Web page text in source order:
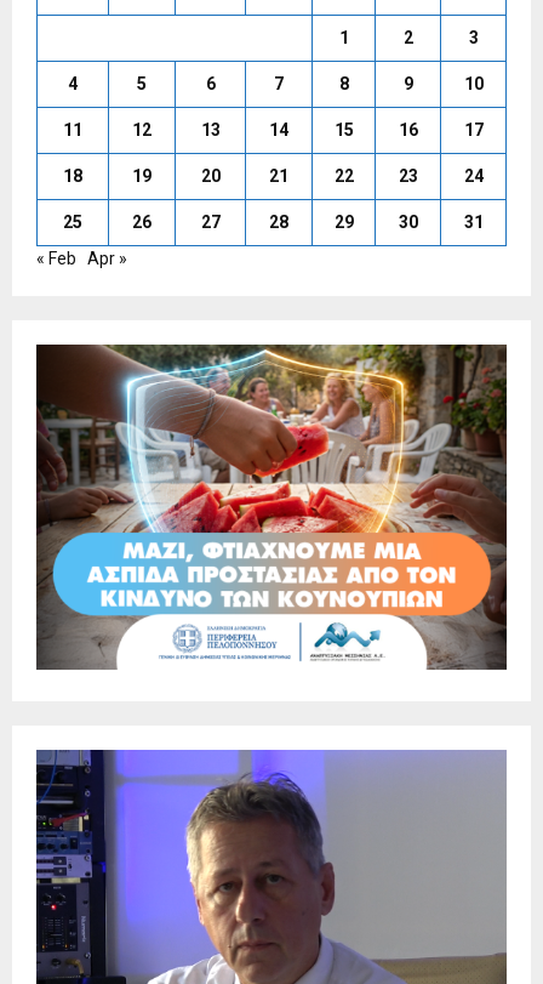
1 2 3
4 5 6 7 8 9 10
11 12 13 14 15 16 17
18 19 20 21 22 23 24
25 26 27 28 29 30
31
« Feb
Apr »